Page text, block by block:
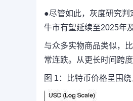
●尽管如此，灰度研究判
牛市有望延续至2025年
与众多实物商品类似，
常连跌。从更长时间跨
图 1：比特币价格呈围